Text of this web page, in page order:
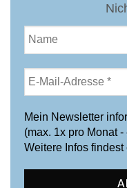
Mein Newsletter
(max. 1x pro Monat
Weitere Infos findest